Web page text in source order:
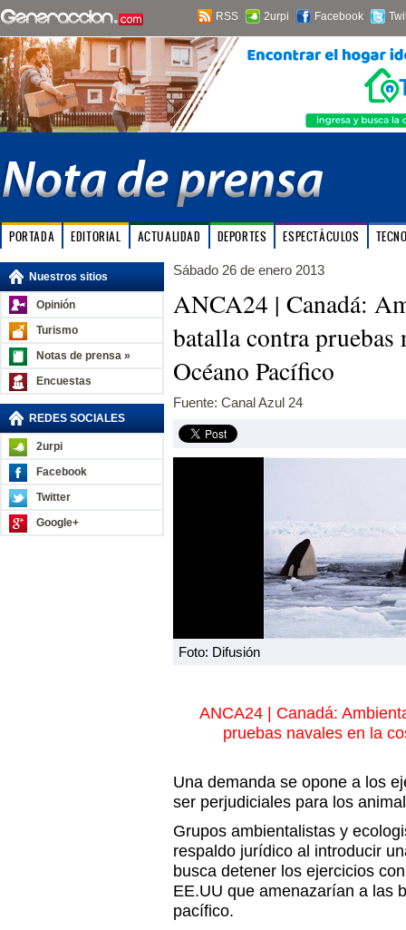
RSS 2urpi Facebook
PORTADA EDITORIAL ACTUALIDAD DEPORTES ESPECTÁCULOS
Nuestros sitios
Opinión
Turismo
Notas de prensa »
Encuestas
REDES SOCIALES
2urpi
Facebook
Twitter
Google+
Sábado 26 de enero 2013
ANCA24 | Canadá:
batalla contra pruebas
Océano Pacífico
Fuente: Canal Azul 24
Foto: Difusión
ANCA24 | Canadá:
pruebas navales en la
Una demanda se opone a los
ser perjudiciales para los
Grupos ambientalistas y
respaldo jurídico al introducir
busca detener los ejercicios
EE.UU que amenazarían a las
pacífico.